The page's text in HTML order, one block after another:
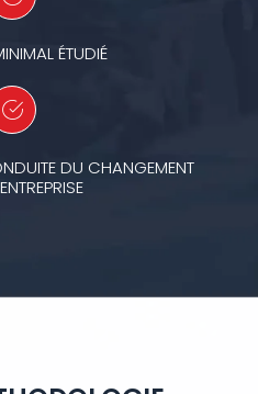
ÉTUDIÉ
DU CHANGEMENT